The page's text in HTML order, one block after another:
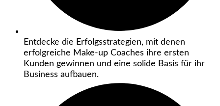
Entdecke die Erfolgsstrategien, mit denen
erfolgreiche Make-up Coaches ihre ersten
Kunden gewinnen und eine solide Basis für ihr
Business aufbauen.